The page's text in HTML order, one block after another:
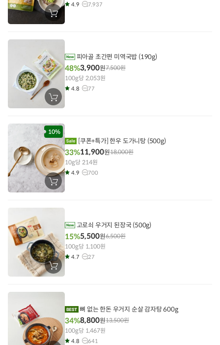
장
에
4.9 7,937
장
바
에
담
기
피아골 초간편 미역국밥 (190g)
48%3,900원7,500원
100g당 2,053원
4.8 77
10%
장
바
에
[쿠폰+특가] 한우 도가니탕 (500g)
33%11,900원18,000원
10g당 214원
4.9 700
장
바
에
고로쇠 우거지 된장국 (500g)
15%5,500원6,500원
100g당 1,100원
4.7 27
뼈 없는 한돈 우거지 순살 감자탕 600g
34%8,800원13,500원
100g당 1,467원
4.8 641